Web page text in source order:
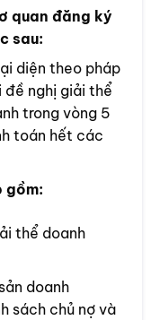
quan đăng ký
sau:
diện theo pháp
đề nghị giải thể
trong vòng 5
toán hết các
gồm:
thể doanh
doanh
sách chủ nợ và